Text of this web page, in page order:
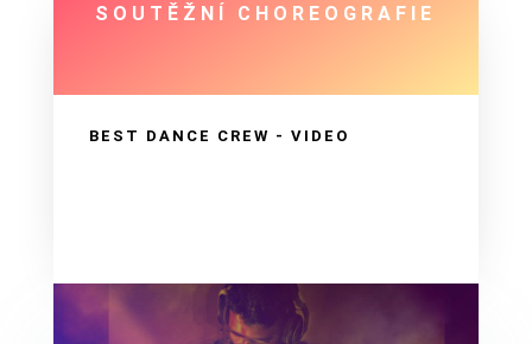
SOUTĚŽNÍ CHOREOGRAFIE
BEST DANCE CREW - VIDEO